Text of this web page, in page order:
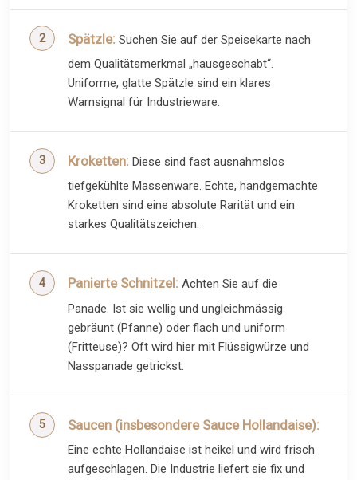
Spätzle: Suchen Sie auf der Speisekarte nach
dem Qualitätsmerkmal „hausgeschabt“.
Uniforme, glatte Spätzle sind ein klares
Warnsignal für Industrieware.
Kroketten: Diese sind fast ausnahmslos
tiefgekühlte Massenware. Echte, handgemachte
Kroketten sind eine absolute Rarität und ein
starkes Qualitätszeichen.
Panierte Schnitzel: Achten Sie auf die
Panade. Ist sie wellig und ungleichmässig
gebräunt (Pfanne) oder flach und uniform
(Fritteuse)? Oft wird hier mit Flüssigwürze und
Nasspanade getrickst.
Saucen (insbesondere Sauce Hollandaise):
Eine echte Hollandaise ist heikel und wird frisch
aufgeschlagen. Die Industrie liefert sie fix und